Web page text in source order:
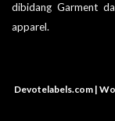
dibidang Garment
apparel.
Devotelabels.com |